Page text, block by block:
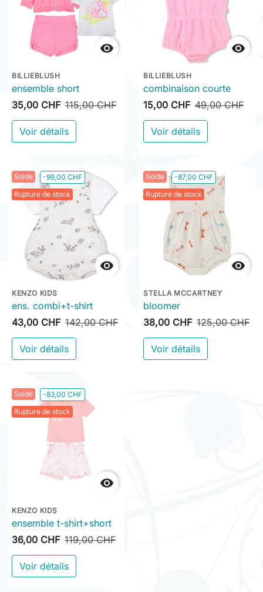

BILLIEBLUSH
ensemble short
35,00 CHF 115,00 CHF
Voir détails

BILLIEBLUSH
combinaison courte
15,00 CHF 49,00 CHF
Voir détails
Solde
-99,00 CHF
Rupture de stock

KENZO KIDS
ens. combi+t-shirt
43,00 CHF 142,00 CHF
Voir détails
Solde
-87,00 CHF
Rupture de stock

STELLA MCCARTNEY
bloomer
38,00 CHF 125,00 CHF
Voir détails
Solde
-83,00 CHF
Rupture de stock

KENZO KIDS
ensemble t-shirt+short
36,00 CHF 119,00 CHF
Voir détails